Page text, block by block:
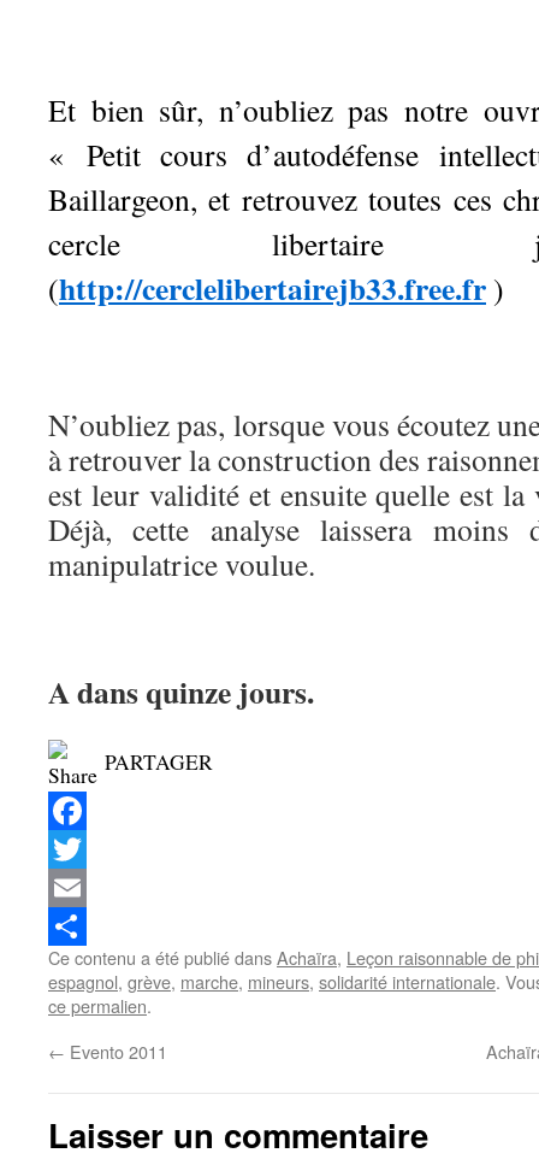
Et bien sûr, n’oubliez pas notre
«Petit cours d’autodéfense
Baillargeon, et retrouvez toutes ces
cercle libertaire
(http://cerclelibertairejb33.free.fr )
N’oubliez pas, lorsque vous écoutez
à retrouver la construction des
est leur validité et ensuite quelle est la
Déjà, cette analyse laissera moins
manipulatrice voulue.
A dans quinze jours.
PARTAGER
Facebook
Twitter
Email
Partager
Ce contenu a été publié dansAchaïra, Leçon raisonnable de
espagnol, grève, marche, mineurs, solidarité internationale.
ce permalien.
← Evento 2011
Laisser un commentaire